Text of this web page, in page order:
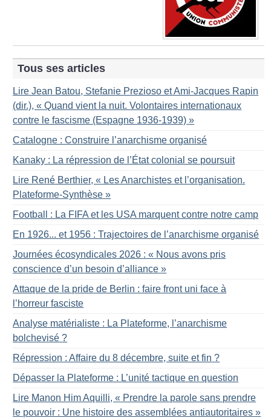
Tous ses articles
Lire Jean Batou, Stefanie Prezioso et Ami-Jacques Rapin
(dir.), « Quand vient la nuit. Volontaires internationaux
contre le fascisme (Espagne 1936-1939) »
Catalogne : Construire l’anarchisme organisé
Kanaky : La répression de l’État colonial se poursuit
Lire René Berthier, « Les Anarchistes et l’organisation.
Plateforme-Synthèse »
Football : La FIFA et les USA marquent contre notre camp
En 1926... et 1956 : Trajectoires de l’anarchisme organisé
Journées écosyndicales 2026 : « Nous avons pris
conscience d’un besoin d’alliance »
Attaque de la pride de Berlin : faire front uni face à
l’horreur fasciste
Analyse matérialiste : La Plateforme, l’anarchisme
bolchevisé ?
Répression : Affaire du 8 décembre, suite et fin ?
Dépasser la Plateforme : L’unité tactique en question
Lire Manon Him Aquilli, « Prendre la parole sans prendre
le pouvoir : Une histoire des assemblées antiautoritaires »